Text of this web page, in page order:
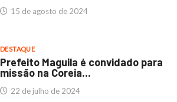
15 de agosto de 2024
DESTAQUE
Prefeito Maguila é convidado para
missão na Coreia...
22 de julho de 2024